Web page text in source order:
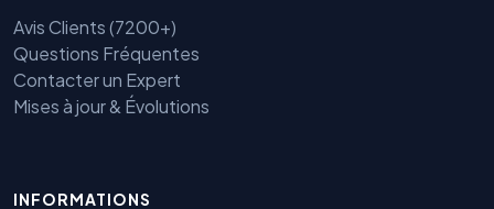
Avis Clients (7200+)
Questions Fréquentes
Contacter un Expert
Mises à jour & Évolutions
INFORMATIONS